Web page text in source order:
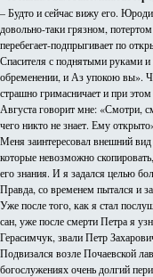
– Будто и сейчас вижу его.
довольно-таки грязном,
перебегает-подпрыгивает по
Спасителя с поднятыми руками
обременении, и Аз упокою вы».
страшно гримасничает и при
Августа говорит мне: «Смотри,
чего никто не знает. Ему
Меня заинтересовал внешний
которые невозможно
его знания. И я задался целью
Правда, со временем пытался и
Уже после того, как я стал
сан, уже после смерти Петра я
Герасимчук, звали Петр
Подвизался возле Почаевской
богослужениях очень долгий